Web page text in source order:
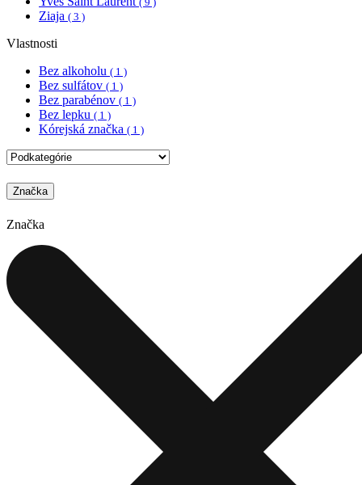
Ziaja ( 3 )
Vlastnosti
Bez alkoholu ( 1 )
Bez sulfátov ( 1 )
Bez parabénov ( 1 )
Bez lepku ( 1 )
Kórejská značka ( 1 )
Značka
Značka